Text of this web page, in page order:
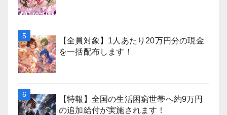
【全員対象】1人あたり20万円分の現金
を一括配布します！
【特報】全国の生活困窮世帯へ約9万円
の追加給付が実施されます！